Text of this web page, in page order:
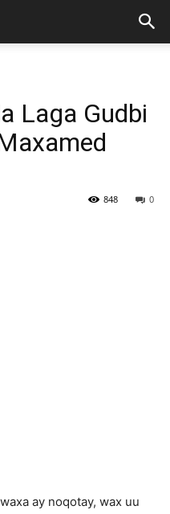
Laga Gudbi
0
848
ay noqotay, wax uu